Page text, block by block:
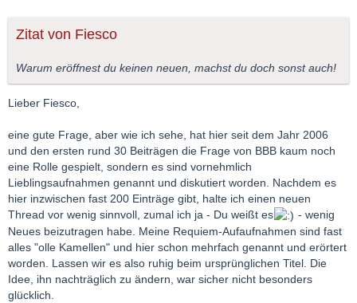
Zitat von Fiesco
Warum eröffnest du keinen neuen, machst du doch sonst auch!
Lieber Fiesco,
eine gute Frage, aber wie ich sehe, hat hier seit dem Jahr 2006
und den ersten rund 30 Beiträgen die Frage von BBB kaum noch
eine Rolle gespielt, sondern es sind vornehmlich
Lieblingsaufnahmen genannt und diskutiert worden. Nachdem es
hier inzwischen fast 200 Einträge gibt, halte ich einen neuen
Thread vor wenig sinnvoll, zumal ich ja - Du weißt es
- wenig
Neues beizutragen habe. Meine Requiem-Aufaufnahmen sind fast
alles "olle Kamellen" und hier schon mehrfach genannt und erörtert
worden. Lassen wir es also ruhig beim ursprünglichen Titel. Die
Idee, ihn nachträglich zu ändern, war sicher nicht besonders
glücklich.